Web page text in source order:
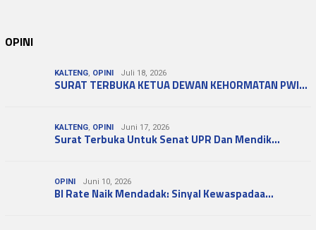
OPINI
KALTENG, OPINI Juli 18, 2026
SURAT TERBUKA KETUA DEWAN KEHORMATAN PWI…
KALTENG, OPINI Juni 17, 2026
Surat Terbuka Untuk Senat UPR Dan Mendik…
OPINI Juni 10, 2026
BI Rate Naik Mendadak: Sinyal Kewaspadaa…